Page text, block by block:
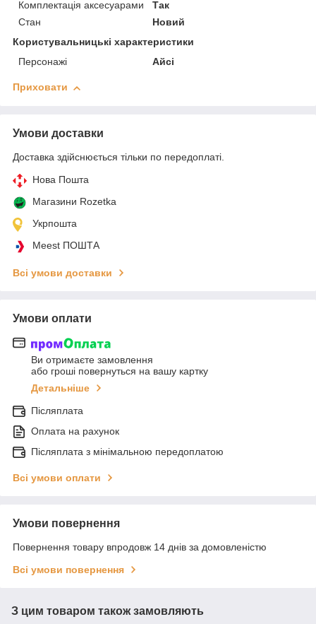
Комплектація аксесуарами
Так
Стан
Новий
Користувальницькі характеристики
Персонажі
Айсі
Приховати
Умови доставки
Доставка здійснюється тільки по передоплаті.
Нова Пошта
Магазини Rozetka
Укрпошта
Meest ПОШТА
Всі умови доставки
Умови оплати
Ви отримаєте замовлення
або гроші повернуться на вашу картку
Детальніше
Післяплата
Оплата на рахунок
Післяплата з мінімальною передоплатою
Всі умови оплати
Умови повернення
Повернення товару впродовж 14 днів за домовленістю
Всі умови повернення
З цим товаром також замовляють